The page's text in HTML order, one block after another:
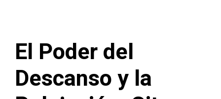
El Poder del
Descanso y la